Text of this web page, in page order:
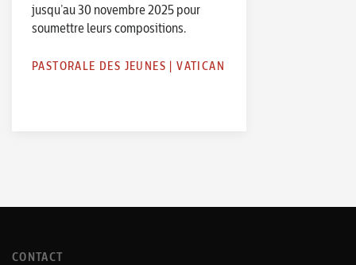
jusqu’au 30 novembre 2025 pour
soumettre leurs compositions.
PASTORALE DES JEUNES |VATICAN
CONTACT